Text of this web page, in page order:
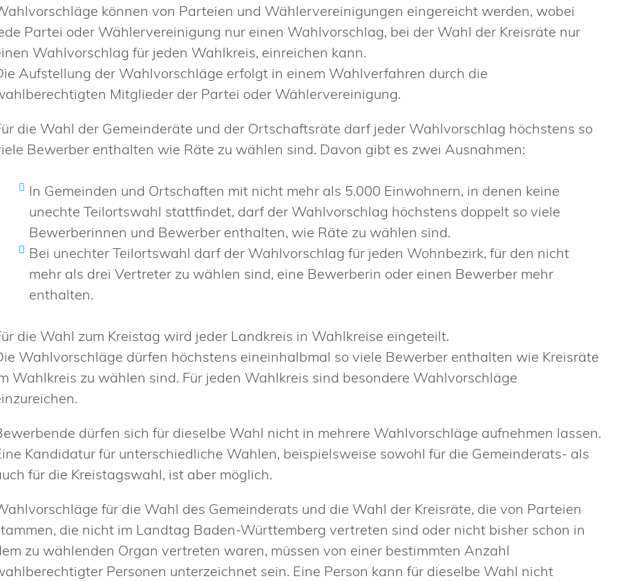
können von Parteien und Wählervereinigungen eingereicht werden, wobei
Partei oder Wählervereinigung nur einen Wahlvorschlag, bei der Wahl der Kreisräte nur
Wahlvorschlag für jeden Wahlkreis, einreichen kann.
Aufstellung der Wahlvorschläge erfolgt in einem Wahlverfahren durch die
Mitglieder der Partei oder Wählervereinigung.
die Wahl der Gemeinderäte und der Ortschaftsräte darf jeder Wahlvorschlag höchstens so
Bewerber enthalten wie Räte zu wählen sind. Davon gibt es zwei Ausnahmen:
In Gemeinden und Ortschaften mit nicht mehr als 5.000 Einwohnern, in denen keine
unechte Teilortswahl stattfindet, darf der Wahlvorschlag höchstens doppelt so viele
Bewerberinnen und Bewerber enthalten, wie Räte zu wählen sind.
Bei unechter Teilortswahl darf der Wahlvorschlag für jeden Wohnbezirk, für den nicht
mehr als drei Vertreter zu wählen sind, eine Bewerberin oder einen Bewerber mehr
enthalten.
die Wahl zum Kreistag wird jeder Landkreis in Wahlkreise eingeteilt.
Wahlvorschläge dürfen höchstens eineinhalbmal so viele Bewerber enthalten wie Kreisräte
Wahlkreis zu wählen sind. Für jeden Wahlkreis sind besondere Wahlvorschläge
dürfen sich für dieselbe Wahl nicht in mehrere Wahlvorschläge aufnehmen lassen.
Kandidatur für unterschiedliche Wahlen, beispielsweise sowohl für die Gemeinderats- als
für die Kreistagswahl, ist aber möglich.
für die Wahl des Gemeinderats und die Wahl der Kreisräte, die von Parteien
die nicht im Landtag Baden-Württemberg vertreten sind oder nicht bisher schon in
zu wählenden Organ vertreten waren, müssen von einer bestimmten Anzahl
Personen unterzeichnet sein. Eine Person kann für dieselbe Wahl nicht